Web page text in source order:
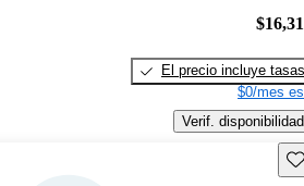
El precio incluye tasas
$0/mes
Verif. disponibilidad